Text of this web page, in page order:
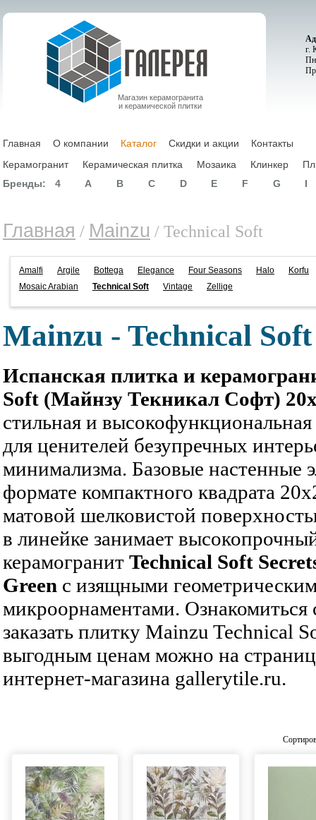
Магазин керамогранита
и керамической плитки
г.
Главная О компании Каталог Скидки и акции
Контакты
Керамогранит
Керамическая плитка Мозаика Клинкер
Бренды:
4 A B C D E F G I
Главная / Mainzu / Technical Soft
Amalfi Argile Bottega Elegance Four Seasons Halo
Korfu
Mosaic Arabian
Technical Soft Vintage Zellige
Mainzu - Technical Soft
Испанская плитка и
Soft (Майнзу Текникал Софт)
стильная и высокофункциональная
для ценителей безупречных
минимализма. Базовые настенные
формате компактного квадрата
матовой шелковистой
в линейке занимает
керамогранит Technical Soft
Green с изящными
микроорнаментами. Ознакомиться
заказать плитку Mainzu Technical
выгодным ценам можно на
интернет-магазина gallerytile.ru.